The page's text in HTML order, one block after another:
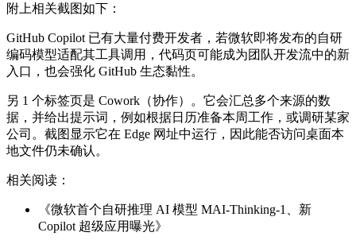
附上相关截图如下：
GitHub Copilot 已有大量付费开发者，若微软即将发布的自研
编码模型适配其工具调用，代码页可能成为团队开发流中的新
入口，也会强化 GitHub 生态黏性。
另 1 个标签页是 Cowork（协作）。它会汇总多个来源的数
据，并给出提示词，例如根据日历准备本周工作，或调研某家
公司。截图显示它在 Edge 网址中运行，因此能否访问桌面本
地文件仍未确认。
相关阅读：
《微软首个自研推理 AI 模型 MAI-Thinking-1、新
Copilot 超级应用曝光》